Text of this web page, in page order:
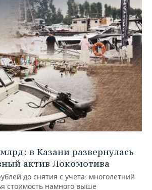
в Казани развернулась
актив Локомотива
до снятия с учета: многолетний
стоимость намного выше